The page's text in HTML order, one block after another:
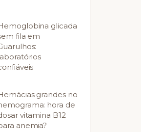
glicada
fila em
grandes no
hora de
vitamina B12
anemia?